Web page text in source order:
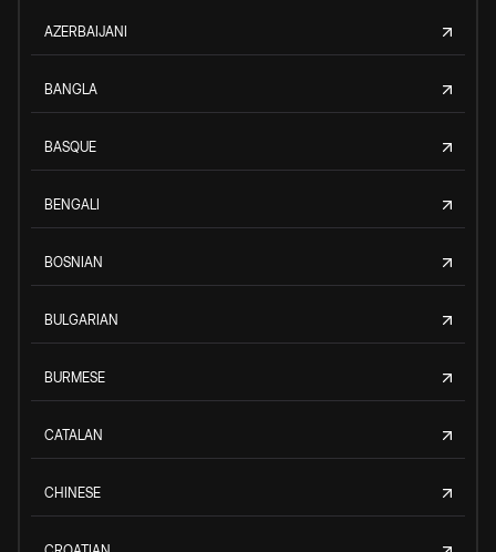
AZERBAIJANI
BANGLA
BASQUE
BENGALI
BOSNIAN
BULGARIAN
BURMESE
CATALAN
CHINESE